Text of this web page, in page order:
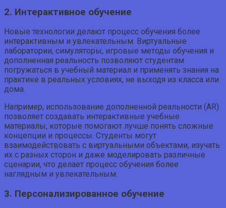
2. Интерактивное обучение
Новые технологии делают процесс обучения более
интерактивным и увлекательным. Виртуальные
лаборатории, симуляторы, игровые методы обучения и
дополненная реальность позволяют студентам
погружаться в учебный материал и применять знания на
практике в реальных условиях, не выходя из класса или
дома.
Например, использование дополненной реальности (AR)
позволяет создавать интерактивные учебные
материалы, которые помогают лучше понять сложные
концепции и процессы. Студенты могут
взаимодействовать с виртуальными объектами, изучать
их с разных сторон и даже моделировать различные
сценарии, что делает процесс обучения более
наглядным и увлекательным.
3. Персонализированное обучение